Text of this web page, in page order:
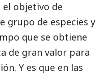
el objetivo de
grupo de especies y
que se obtiene
de gran valor para
Y es que en las